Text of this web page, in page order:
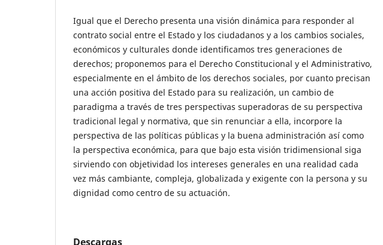
Igual que el Derecho presenta una visión dinámica para responder al
contrato social entre el Estado y los ciudadanos y a los cambios sociales,
económicos y culturales donde identificamos tres generaciones de
derechos; proponemos para el Derecho Constitucional y el Administrativo,
especialmente en el ámbito de los derechos sociales, por cuanto precisan
una acción positiva del Estado para su realización, un cambio de
paradigma a través de tres perspectivas superadoras de su perspectiva
tradicional legal y normativa, que sin renunciar a ella, incorpore la
perspectiva de las políticas públicas y la buena administración así como
la perspectiva económica, para que bajo esta visión tridimensional siga
sirviendo con objetividad los intereses generales en una realidad cada
vez más cambiante, compleja, globalizada y exigente con la persona y su
dignidad como centro de su actuación.
Descargas